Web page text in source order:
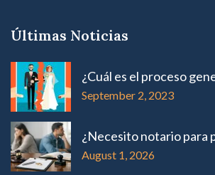
Últimas Noticias
¿Cuál es el proceso
September 2, 2023
¿Necesito notario para
August 1, 2026